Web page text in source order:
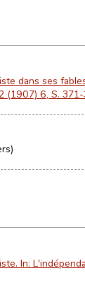
dans ses
(1907) 6, S.
In: